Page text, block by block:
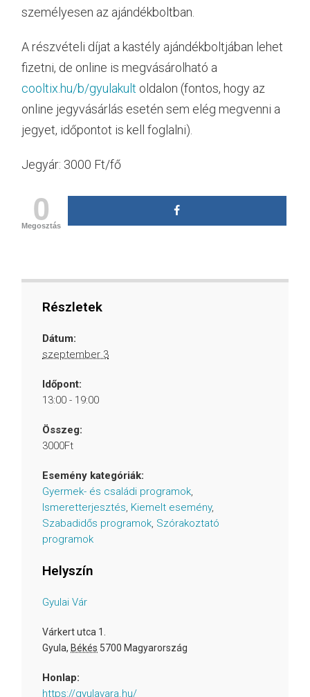
személyesen az ajándékboltban.
A részvételi díjat a kastély ajándékboltjában lehet
fizetni, de online is megvásárolható a
cooltix.hu/b/gyulakult oldalon (fontos, hogy az
online jegyvásárlás esetén sem elég megvenni a
jegyet, időpontot is kell foglalni).
Jegyár: 3000 Ft/fő
0
Megosztás
Részletek
Dátum:
szeptember 3
Időpont:
13:00 - 19:00
Összeg:
3000Ft
Esemény kategóriák:
Gyermek- és családi programok,
Ismeretterjesztés, Kiemelt esemény,
Szabadidős programok, Szórakoztató
programok
Helyszín
Gyulai Vár
Várkert utca 1.
Gyula, Békés 5700 Magyarország
Honlap:
https://gyulavara.hu/